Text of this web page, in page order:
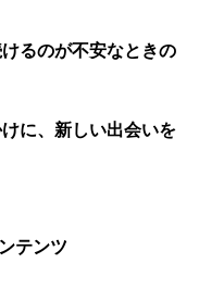
るのが不安なときの
に、新しい出会いを
テンツ